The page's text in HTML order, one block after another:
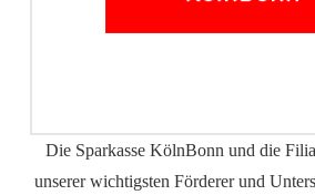
Die Sparkasse KölnBonn und die
unserer wichtigsten Förderer und